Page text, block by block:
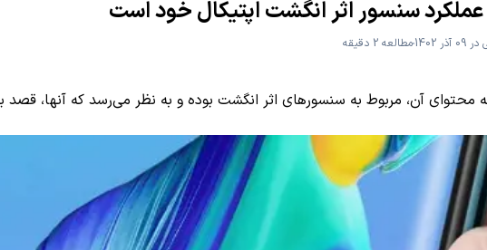
سنسور‌ اثر انگشت اپتیکال خود است
1402
مطالعه 2 دقیقه
محتوای آن، مربوط به سنسور‌های اثر انگشت بوده و به نظر می‌رسد که آنها، قصد